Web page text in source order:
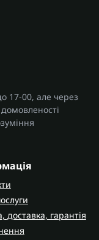
17-00, але через
доставка, гарантія